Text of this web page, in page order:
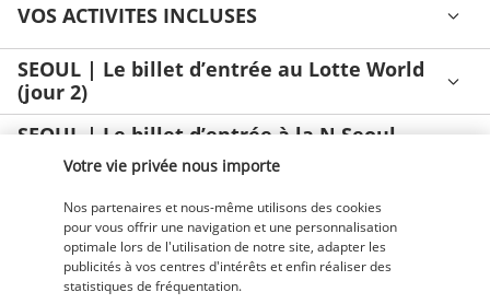
VOS ACTIVITES INCLUSES
SEOUL | Le billet d’entrée au Lotte World
(jour 2)
SEOUL | Le billet d’entrée à la N Seoul
Tower (jour 3)
TOKYO | Le billet d’entrée à la tour Tokyo
Skytree (jour 8)
TOKYO | Le billet d’entrée au musée
teamLab Planets Tokyo (jour 9)
Votre vie privée nous importe
Nos partenaires et nous-même utilisons des cookies
pour vous offrir une navigation et une personnalisation
optimale lors de l'utilisation de notre site, adapter les
publicités à vos centres d'intérêts et enfin réaliser des
statistiques de fréquentation.